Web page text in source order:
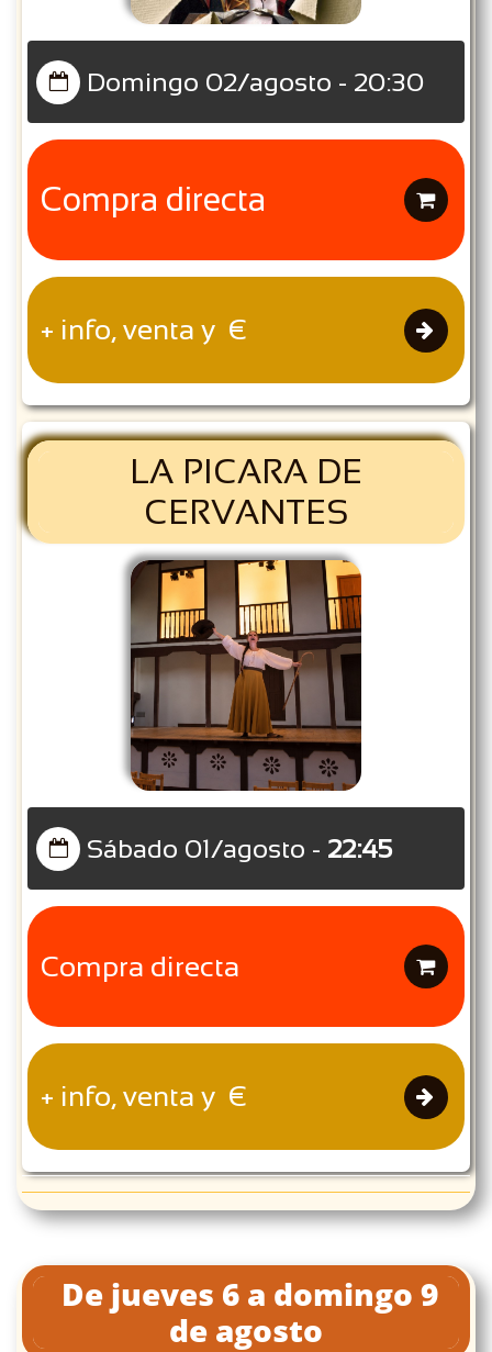
Domingo 02/agosto - 20:30

Compra directa 
+ info, venta y € 
LA PICARA DE
CERVANTES
Sábado 01/agosto - 22:45

Compra directa 
+ info, venta y € 
De jueves 6 a domingo 9
de agosto